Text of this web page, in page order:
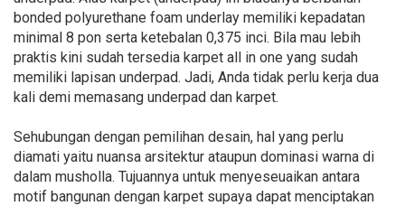
bonded polyurethane foam underlay memiliki kepadatan
minimal 8 pon serta ketebalan 0,375 inci. Bila mau lebih
praktis kini sudah tersedia karpet all in one yang sudah
memiliki lapisan underpad. Jadi, Anda tidak perlu kerja dua
kali demi memasang underpad dan karpet.
Sehubungan dengan pemilihan desain, hal yang perlu
diamati yaitu nuansa arsitektur ataupun dominasi warna di
dalam musholla. Tujuannya untuk menyeseuaikan antara
motif bangunan dengan karpet supaya dapat menciptakan